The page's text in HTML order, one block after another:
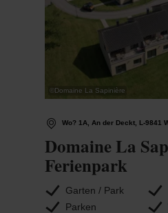
© Domaine La Sapinière
Wo? 1A, An der Deckt, L-9841
Domaine La
Ferienpark
Garten / Park
Parken